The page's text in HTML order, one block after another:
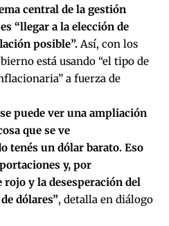
central de la gestión
“llegar a la elección de
posible”. Así, con los
está usando “el tipo de
a fuerza de
se puede ver una ampliación
que se ve
tenés un dólar barato. Eso
y, por
y la desesperación del
dólares”, detalla en diálogo